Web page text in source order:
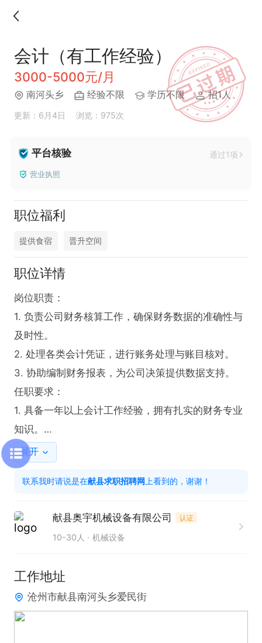
会计（有工作经验）
3000-5000元/月
南河头乡 经验不限 学历不限 招1人
更新：6月4日 浏览：975次
平台核验 通过1项
营业执照
职位福利
提供食宿 晋升空间
职位详情
岗位职责：
1. 负责公司财务核算工作，确保财务数据的准确性与
及时性。
2. 处理各类会计凭证，进行账务处理与账目核对。
3. 协助编制财务报表，为公司决策提供数据支持。
任职要求：
1. 具备一年以上会计工作经验，拥有扎实的财务专业
知识。
2. 工作态度踏实稳定，能够全身心投入工作。
3. 应聘者需承诺长期发展
薪资待遇：试用期薪资 3000 元，试用合格后 4000
公司提供食宿，拥有良好的晋升空间。有意者请电话
展开
联系我时请说是在献县求职招聘网 上看到的，谢谢！
献县奥宇机械设备有限公司 认证
10-30人 机械设备
工作地址
沧州市献县南河头乡爱民街